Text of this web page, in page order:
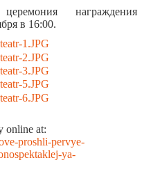
награждения
в 16:00.
online at:
proshli-pervye-
ya-